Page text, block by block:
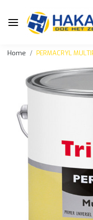
Home PERMACRYL
Vorige